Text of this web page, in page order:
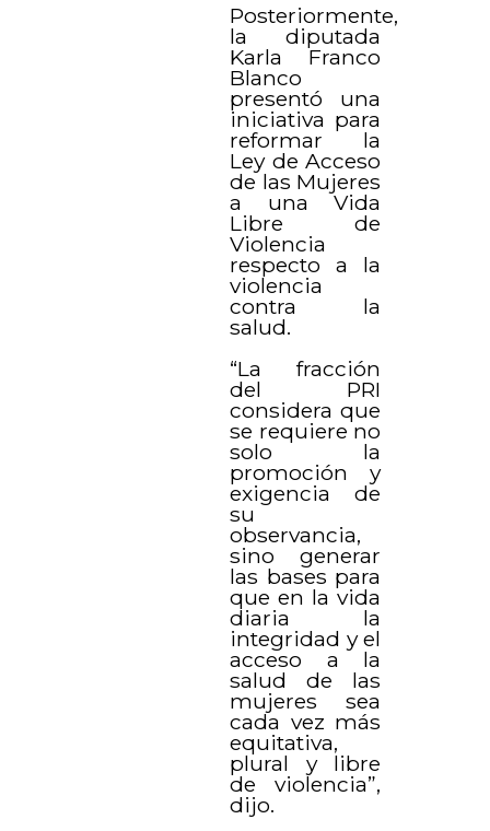
Posteriormente,
la diputada
Karla Franco
Blanco
presentó una
iniciativa para
reformar la
Ley de Acceso
de las Mujeres
a una Vida
Libre de
Violencia
respecto a la
violencia
contra la
salud.
“La fracción
del PRI
considera que
se requiere no
solo la
promoción y
exigencia de
su
observancia,
sino generar
las bases para
que en la vida
diaria la
integridad y el
acceso a la
salud de las
mujeres sea
cada vez más
equitativa,
plural y libre
de violencia”,
dijo.